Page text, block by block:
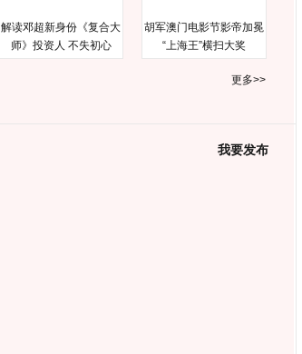
解读邓超新身份《复合大
师》投资人 不失初心
胡军澳门电影节影帝加冕
“上海王”横扫大奖
更多>>
我要发布